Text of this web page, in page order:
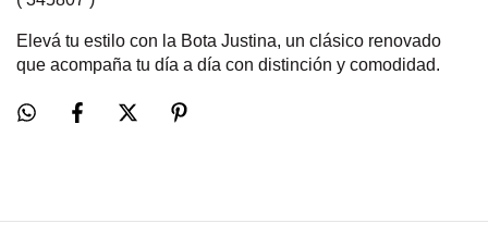
Elevá tu estilo con la Bota Justina, un clásico renovado
que acompaña tu día a día con distinción y comodidad.